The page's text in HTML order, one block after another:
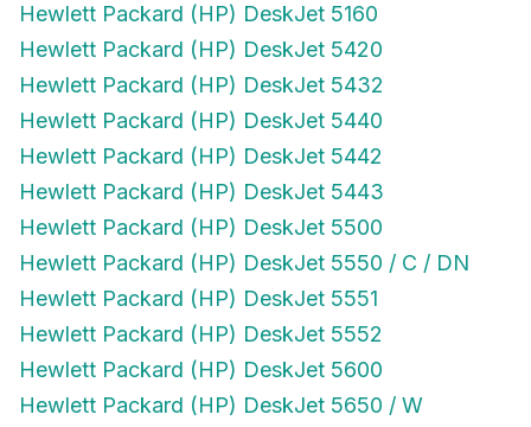
Hewlett Packard (HP) DeskJet 5160
Hewlett Packard (HP) DeskJet 5420
Hewlett Packard (HP) DeskJet 5432
Hewlett Packard (HP) DeskJet 5440
Hewlett Packard (HP) DeskJet 5442
Hewlett Packard (HP) DeskJet 5443
Hewlett Packard (HP) DeskJet 5500
Hewlett Packard (HP) DeskJet 5550 / C / DN
Hewlett Packard (HP) DeskJet 5551
Hewlett Packard (HP) DeskJet 5552
Hewlett Packard (HP) DeskJet 5600
Hewlett Packard (HP) DeskJet 5650 / W